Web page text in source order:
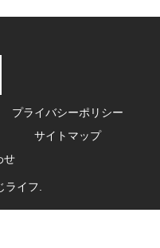
プライバシーポリシー
サイトマップ
せ
イフ.